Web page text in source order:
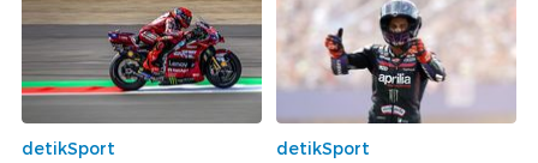
detikSport
detikSport